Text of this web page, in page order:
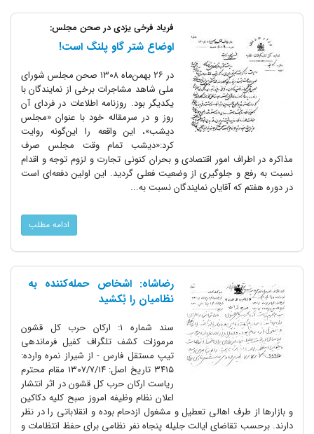
فریاد فرخی یزدی در صحن مجلس:
اوضاع شتر گاو پلنگ است!
در ۲۶ بهمن‌ماه ۱۳۰۸ صحن مجلس شورای
ملی شاهد مشاجرات برخی از نمایندگان با
یکدیگر بود. روزنامه اطلاعات در فردای آن
روز و در سرمقاله خود با عنوان «مجلس
دیشب»، این واقعه را این‌گونه روایت
کرد:«دیشب تمام وقت مجلس صرف
مذاکره در اطراف امور اقتصادی و بحران کنونی تجارت و لزوم توجه و اقدام
نسبت به رفع و جلوگیری از وضعیت فعلی گردید. این اولین دفعه‌ای‌ است
در دوره هفتم که آقایان نمایندگان نسبت به...
ادامه مطلب
رضاشاه: اشخاص حمله‌کننده به
نظامیان را بُکشید
سند شماره ۱: ارکان حرب کل قشون
مرموزات کشف تلگراف کفیل فرماندهی
تیپ مستقل فارس - از شیراز نمره وارده:
۳۴۱۵ تاریخ اصل: ۱۳۰۷/۷/۱۴ مقام محترم
ریاست ارکان حرب کل قشون در اثر انتشار
اعلان نظام وظیفه امروز صبح کلیه دکاکین
و بازارها از طرف اهالی تعطیل و مشغول ازدحام بوده و انقلاباتی را در نظر
دارند. برحسب تقاضای ایالت جلیله پنجاه نفر نظامی برای حفظ انتظامات و